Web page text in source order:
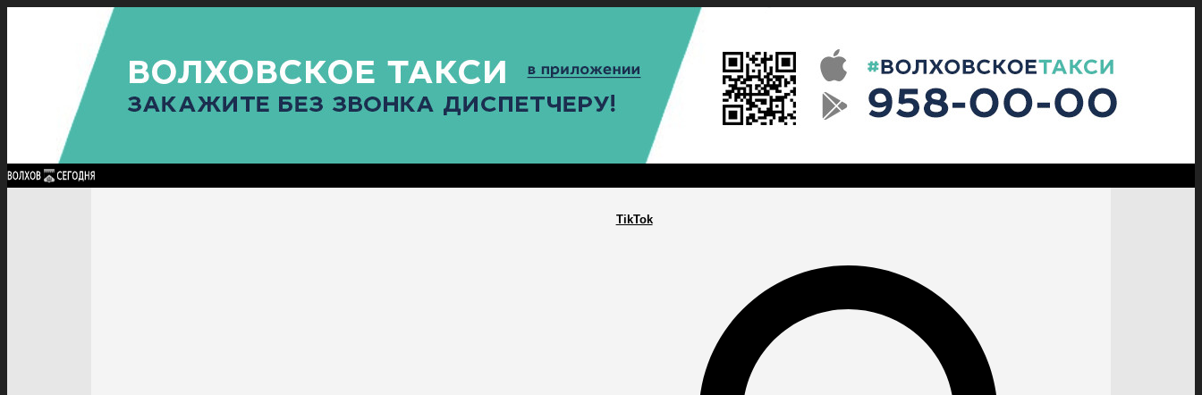
TikTok
ГЛАВНАЯ ПОЛИТИКАПРОИСШЕСТВИЯПРОКУРАТУРА СПОРТ КУЛЬТУРАПОСЕЛЕНИЯ ГЛАВНАЯ
ПОЛИТИКА
КУЛЬТУРА
ПОСЕЛЕНИЯ